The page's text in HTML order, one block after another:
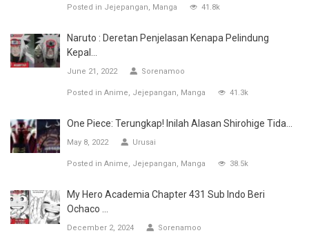
Posted in Jejepangan Manga 41.8k
Naruto : Deretan Penjelasan Kenapa Pelindung
Kepal...
June 21, 2022 Sorenamoo
Posted in Anime Jejepangan Manga 41.3k
One Piece: Terungkap! Inilah Alasan Shirohige Tida...
May 8, 2022 Urusai
Posted in Anime Jejepangan Manga 38.5k
My Hero Academia Chapter 431 Sub Indo Beri
Ochaco ...
December 2, 2024 Sorenamoo